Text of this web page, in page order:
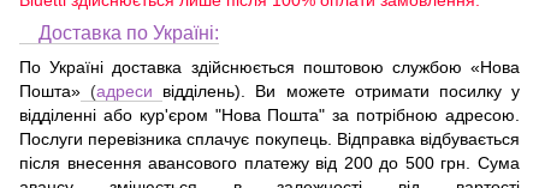
Доставка по Україні:
По Україні доставка здійснюється поштовою службою «Нова
Пошта» (адреси
відділень). Ви можете отримати посилку у
відділенні або кур'єром "Нова Пошта" за потрібною адресою.
Послуги перевізника сплачує покупець. Відправка відбувається
після внесення авансового платежу від 200 до 500 грн. Сума